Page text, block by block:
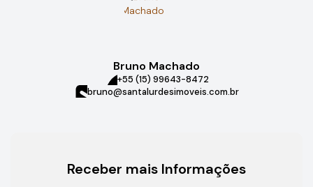
Bruno Machado
+55 (15) 99643-8472
bruno@santalurdesimoveis.com.br
Receber mais Informações